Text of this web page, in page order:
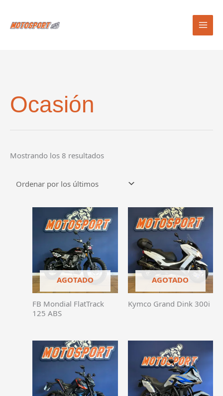
contenido
Ocasión
Mostrando los 8 resultadosOrdenado
AGOTADO
FB Mondial FlatTrack
125 ABS
AGOTADO
Kymco Grand Dink 300i